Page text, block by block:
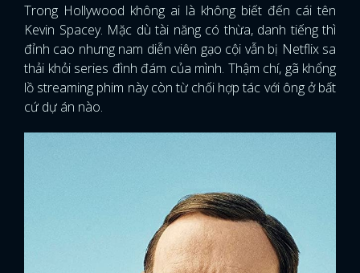
Trong Hollywood không ai là không biết đến cái tên
Kevin Spacey. Mặc dù tài năng có thừa, danh tiếng thì
đỉnh cao nhưng nam diễn viên gạo cội vẫn bị Netflix sa
thải khỏi series đình đám của mình. Thậm chí, gã khổng
lồ streaming phim này còn từ chối hợp tác với ông ở bất
cứ dự án nào.